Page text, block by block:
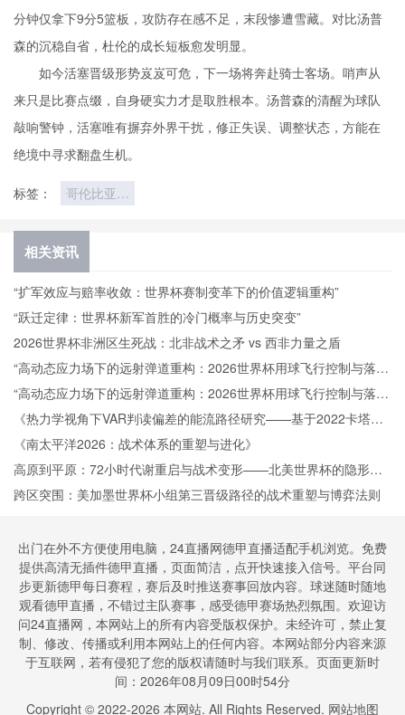
分钟仅拿下9分5篮板，攻防存在感不足，末段惨遭雪藏。对比汤普
森的沉稳自省，杜伦的成长短板愈发明显。
如今活塞晋级形势岌岌可危，下一场将奔赴骑士客场。哨声从
来只是比赛点缀，自身硬实力才是取胜根本。汤普森的清醒为球队
敲响警钟，活塞唯有摒弃外界干扰，修正失误、调整状态，方能在
绝境中寻求翻盘生机。
标签：
哥伦比亚
VS刚果直
播哥伦比亚
VS刚果在
线直播
相关资讯
“扩军效应与赔率收敛：世界杯赛制变革下的价值逻辑重构”
“跃迁定律：世界杯新军首胜的冷门概率与历史突变”
2026世界杯非洲区生死战：北非战术之矛 vs 西非力量之盾
“高动态应力场下的远射弹道重构：2026世界杯用球飞行控制与落点
精度的技术解构”
“高动态应力场下的远射弹道重构：2026世界杯用球飞行控制与落点
精度的技术解构”
《热力学视角下VAR判读偏差的能流路径研究——基于2022卡塔尔
世界杯的实证检验》
《南太平洋2026：战术体系的重塑与进化》
高原到平原：72小时代谢重启与战术变形——北美世界杯的隐形博
弈
跨区突围：美加墨世界杯小组第三晋级路径的战术重塑与博弈法则
出门在外不方便使用电脑，24直播网德甲直播适配手机浏览。免费
提供高清无插件德甲直播，页面简洁，点开快速接入信号。平台同
步更新德甲每日赛程，赛后及时推送赛事回放内容。球迷随时随地
观看德甲直播，不错过主队赛事，感受德甲赛场热烈氛围。欢迎访
问24直播网，本网站上的所有内容受版权保护。未经许可，禁止复
制、修改、传播或利用本网站上的任何内容。本网站部分内容来源
于互联网，若有侵犯了您的版权请随时与我们联系。页面更新时
间：2026年08月09日00时54分
Copyright © 2022-2026 本网站. All Rights Reserved. 网站地图